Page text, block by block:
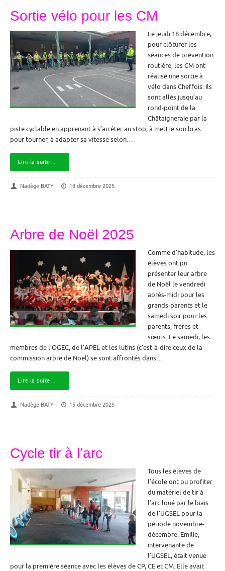
Sortie vélo pour les CM
Le jeudi 18 décembre,
pour clôturer les
séances de prévention
routière, les CM ont
réalisé une sortie à
vélo dans Cheffois. Ils
sont allés jusqu’au
rond-point de la
Châtaigneraie par la
piste cyclable en apprenant à s’arrêter au stop, à mettre son bras
pour tourner, à adapter sa vitesse selon…
Lire la suite…
Nadège BATY 18 décembre 2025
Arbre de Noël 2025
Comme d’habitude, les
élèves ont pu
présenter leur arbre
de Noël le vendredi
après-midi pour les
grands-parents et le
samedi soir pour les
parents, frères et
sœurs. Le samedi, les
membres de l’OGEC, de l’APEL et les lutins (c’est-à-dire ceux de la
commission arbre de Noël) se sont affrontés dans…
Lire la suite…
Nadège BATY 15 décembre 2025
Cycle tir à l’arc
Tous les élèves de
l’école ont pu profiter
du matériel de tir à
l’arc loué par le biais
de l’UGSEL pour la
période novembre-
décembre. Emilie,
intervenante de
l’UGSEL, était venue
pour la première séance avec les élèves de CP, CE et CM. Elle avait